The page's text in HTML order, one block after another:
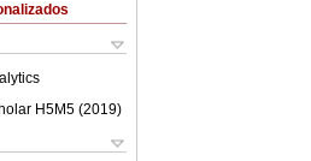
H5M5 (2019)